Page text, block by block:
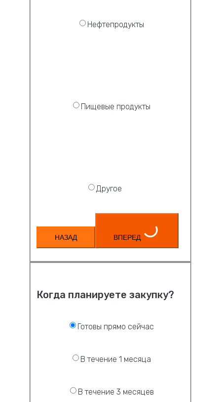
Нефтепродукты
Пищевые продукты
Другое
НАЗАД ВПЕРЕД
Когда планируете закупку?
Готовы прямо сейчас
В течение 1 месяца
В течение 3 месяцев